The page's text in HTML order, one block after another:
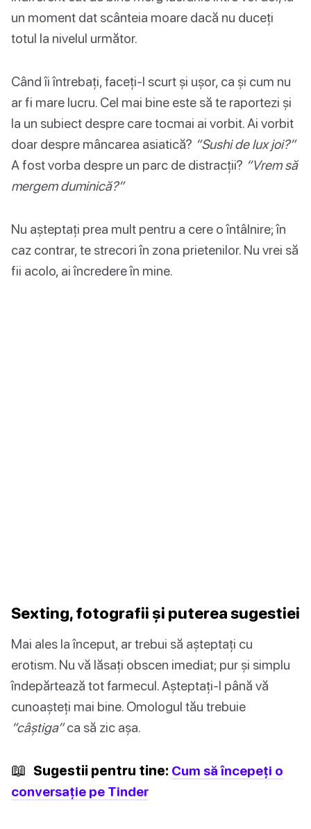
un moment dat scânteia moare dacă nu duceți
totul la nivelul următor.
Când îi întrebați, faceți-l scurt și ușor, ca și cum nu
ar fi mare lucru. Cel mai bine este să te raportezi și
la un subiect despre care tocmai ai vorbit. Ai vorbit
doar despre mâncarea asiatică? “Sushi de lux joi?”
A fost vorba despre un parc de distracții? “Vrem să
mergem duminică?”
Nu așteptați prea mult pentru a cere o întâlnire; în
caz contrar, te strecori în zona prietenilor. Nu vrei să
fii acolo, ai încredere în mine.
Sexting, fotografii și puterea sugestiei
Mai ales la început, ar trebui să așteptați cu
erotism. Nu vă lăsați obscen imediat; pur și simplu
îndepărtează tot farmecul. Așteptați-l până vă
cunoașteți mai bine. Omologul tău trebuie
“câştiga”ca să zic așa.
📖 Sugestii pentru tine: Cum să începeți o
conversație pe Tinder